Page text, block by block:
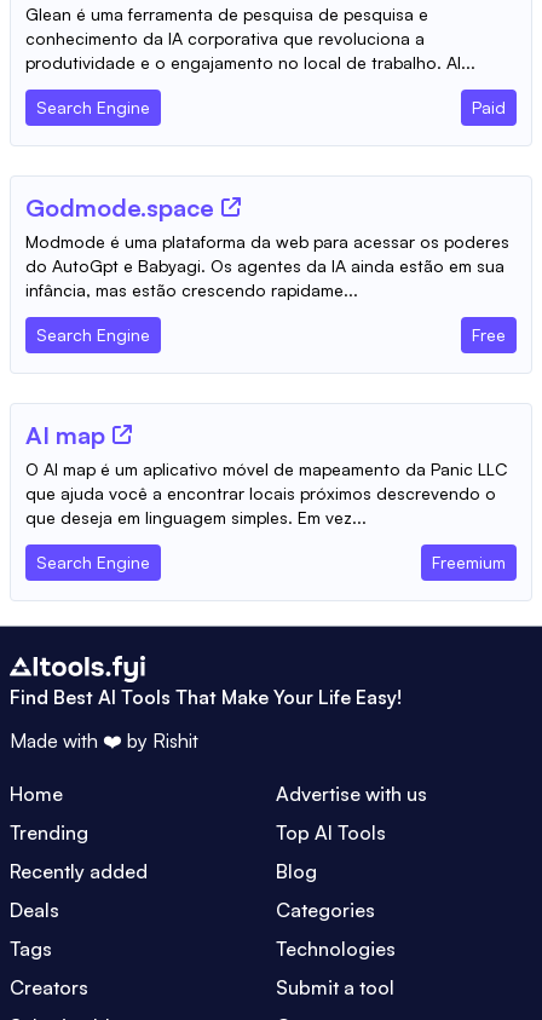
Glean é uma ferramenta de pesquisa de pesquisa e
conhecimento da IA ​​corporativa que revoluciona a
produtividade e o engajamento no local de trabalho. Al...
Search Engine Paid
Godmode.space
Modmode é uma plataforma da web para acessar os poderes
do AutoGpt e Babyagi. Os agentes da IA ​​ainda estão em sua
infância, mas estão crescendo rapidame...
Search Engine Free
AI map
O AI map é um aplicativo móvel de mapeamento da Panic LLC
que ajuda você a encontrar locais próximos descrevendo o
que deseja em linguagem simples. Em vez...
Search Engine Freemium
Find Best AI Tools That Make Your Life Easy!
Made with ❤️ by Rishit
Home
Advertise with us
Trending
Top AI Tools
Recently added
Blog
Deals
Categories
Tags
Technologies
Creators
Submit a tool